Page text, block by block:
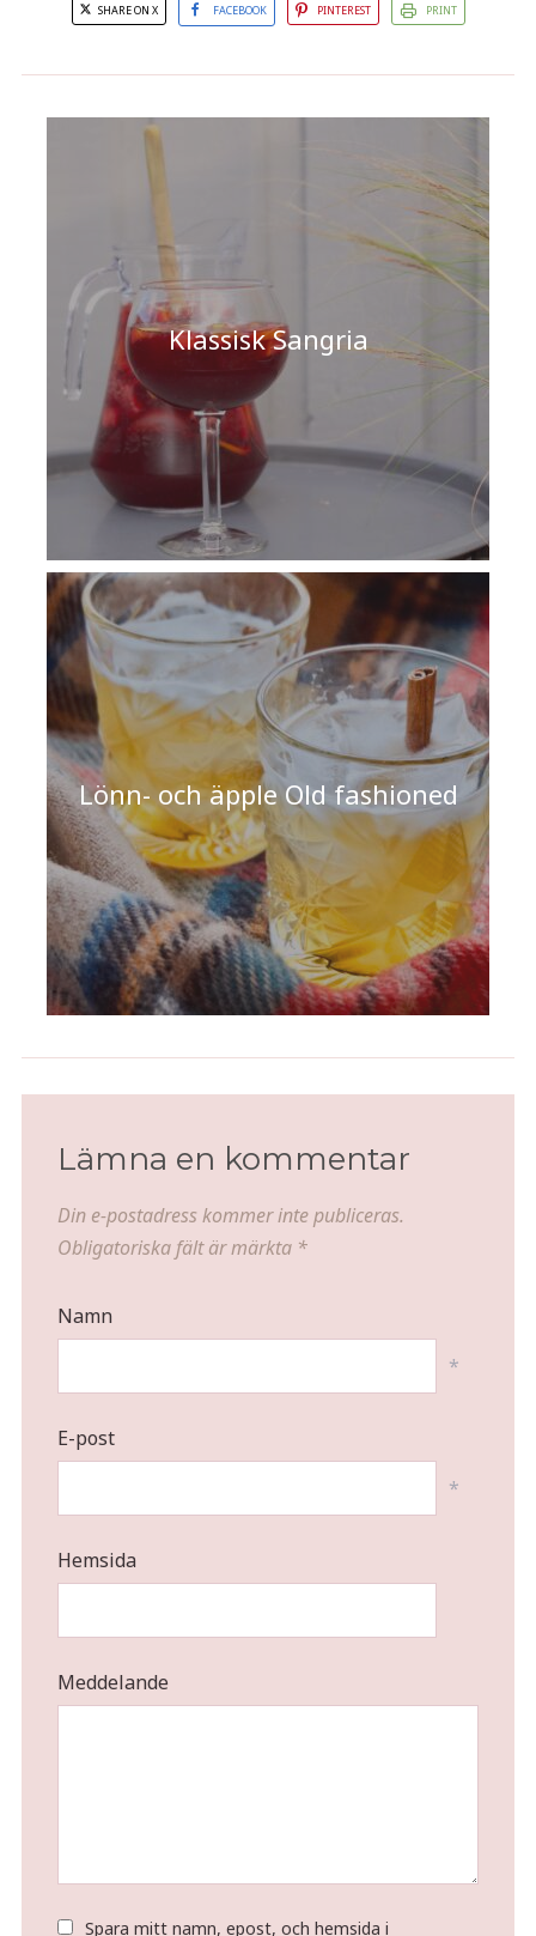
SHARE ON X FACEBOOK PINTEREST PRINT
Klassisk Sangria
Lönn- och äpple Old fashioned
Lämna en kommentar
Din e-postadress kommer inte publiceras.
Obligatoriska fält är märkta *
Namn
*
E-post
*
Hemsida
Meddelande
Spara mitt namn, epost, och hemsida i